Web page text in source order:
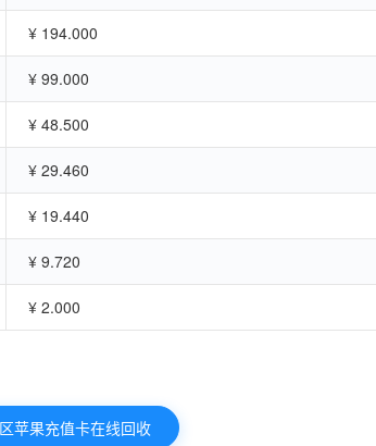
¥ 194.000
¥ 99.000
¥ 48.500
¥ 29.460
¥ 19.440
¥ 9.720
¥ 2.000
苹果充值卡在线回收